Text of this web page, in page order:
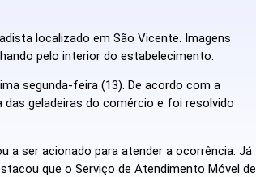
localizado em São Vicente. Imagens
pelo interior do estabelecimento.
segunda-feira (13). De acordo com a
geladeiras do comércio e foi resolvido
a ser acionado para atender a ocorrência. Já
que o Serviço de Atendimento Móvel de